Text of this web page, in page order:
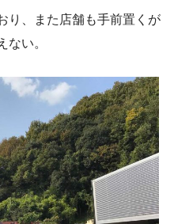
り、また店舗も手前置くが
い。